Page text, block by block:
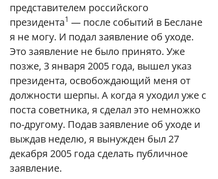
представителем российского
президента1 — после событий в Беслане
я не могу. И подал заявление об уходе.
Это заявление не было принято. Уже
позже, 3 января 2005 года, вышел указ
президента, освобождающий меня от
должности шерпы. А когда я уходил уже с
поста советника, я сделал это немножко
по-другому. Подав заявление об уходе и
выждав неделю, я вынужден был 27
декабря 2005 года сделать публичное
заявление.